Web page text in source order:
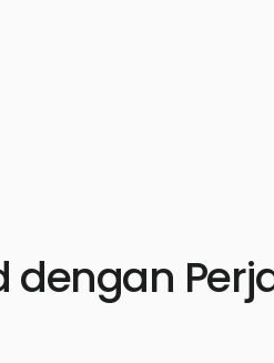
dengan